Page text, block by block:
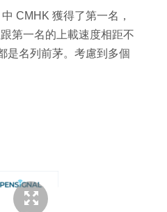
CMHK 獲得了第一名，
第一名的上載速度相距不
是名列前茅。考慮到多個